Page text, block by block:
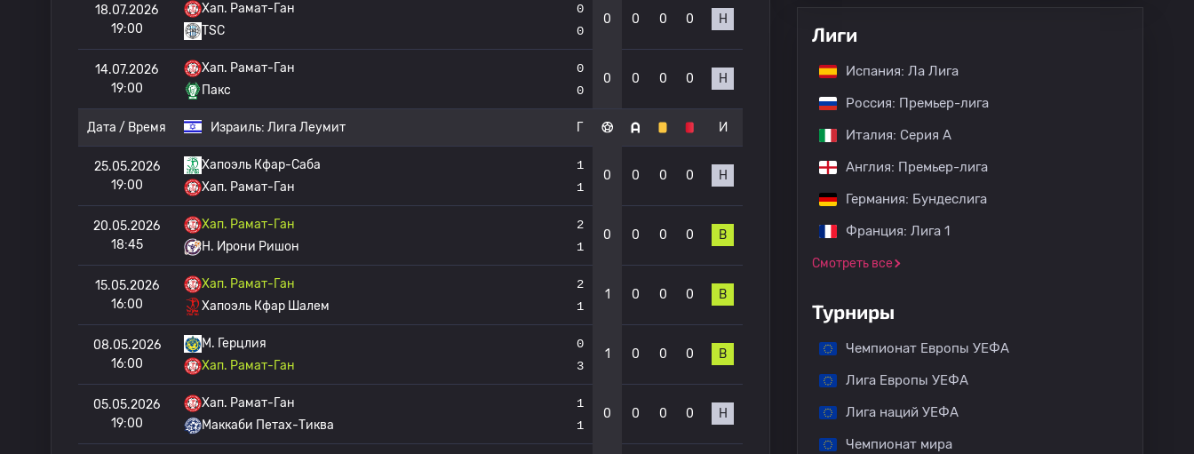
18.07.2026
19:00
Хап. Рамат-Ган
TSC
0
0
0 0 0 0 Н
14.07.2026
19:00
Хап. Рамат-Ган
Пакс
0
0
0 0 0 0 Н
Дата / Время Израиль: Лига Леумит Г И
25.05.2026
19:00
Хапоэль Кфар-Саба
Хап. Рамат-Ган
1
1
0 0 0 0 Н
20.05.2026
18:45
Хап. Рамат-Ган
H. Ирони Ришон
2
1
0 0 0 0 В
15.05.2026
16:00
Хап. Рамат-Ган
Хапоэль Кфар Шалем
2
1
1 0 0 0 В
08.05.2026
16:00
M. Герцлия
Хап. Рамат-Ган
0
3
1 0 0 0 В
05.05.2026
19:00
Хап. Рамат-Ган
Маккаби Петах-Тиква
1
1
0 0 0 0 Н
Лиги
Испания: Ла Лига
Россия: Премьер-лига
Италия: Серия А
Англия: Премьер-лига
Германия: Бундеслига
Франция: Лига 1
Смотреть все
Турниры
Чемпионат Европы УЕФА
Лига Европы УЕФА
Лига наций УЕФА
Чемпионат мира